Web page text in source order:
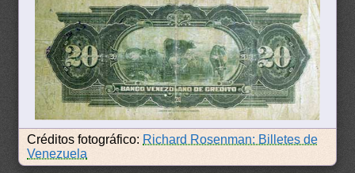
Créditos fotográfico: Richard Rosenman: Billetes de
Venezuela